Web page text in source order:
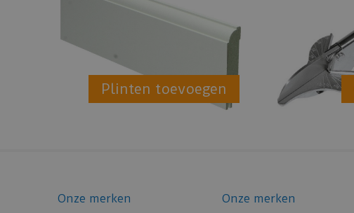
Plinten toevoegen
Onze merken Onze merken